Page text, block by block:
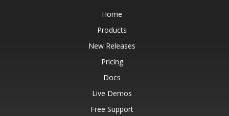
Home
Products
New Releases
Pricing
Docs
Live Demos
Free Support